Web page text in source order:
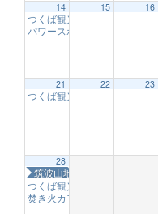
14
つくば観光大使のお出迎え
パワースポット「福来梅（ふ
15 16
21
つくば観光大使のお出迎え
22 23
28
つくば観光大使のお出迎え
焚き火カフェ －TAKIBI ★
筑波山地域ジオパークの日
1:00 AM
2:00 AM
4:00 AM